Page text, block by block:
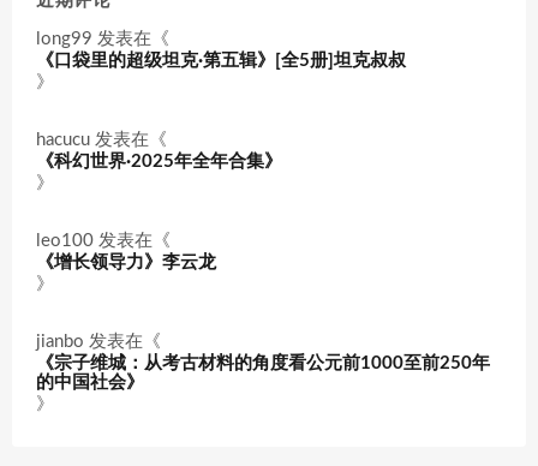
long99 发表在《
《口袋里的超级坦克·第五辑》[全5册]坦克叔叔
》
hacucu 发表在《
《科幻世界·2025年全年合集》
》
leo100 发表在《
《增长领导力》李云龙
》
jianbo 发表在《
《宗子维城：从考古材料的角度看公元前1000至前250年
的中国社会》
》